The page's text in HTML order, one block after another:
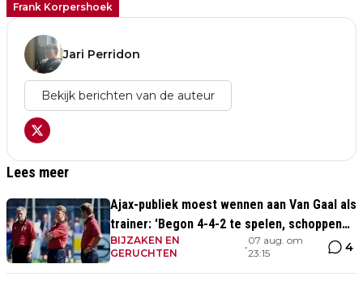
Frank Korpershoek
Jari Perridon
Bekijk berichten van de auteur
Lees meer
Ajax-publiek moest wennen aan Van Gaal als
trainer: 'Begon 4-4-2 te spelen, schoppen
tegen de kerk'
BIJZAKEN EN
GERUCHTEN
•
07 aug. om
23:15
4